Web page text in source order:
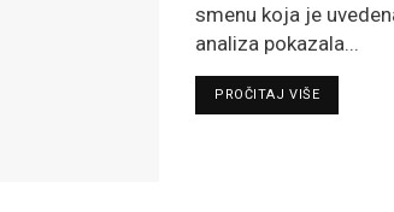
smenu koja je
analiza pokazala...
PROČITAJ VIŠEDETAILS